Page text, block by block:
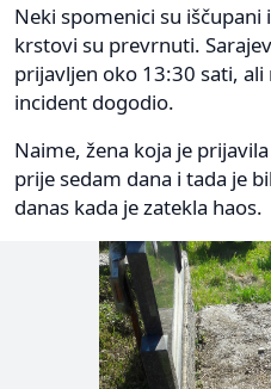
Neki spomenici su
krstovi su prevrnuti.
prijavljen oko 13:30 sati, ali
incident dogodio.
Naime, žena koja je
prije sedam dana i tada je
danas kada je zatekla haos.